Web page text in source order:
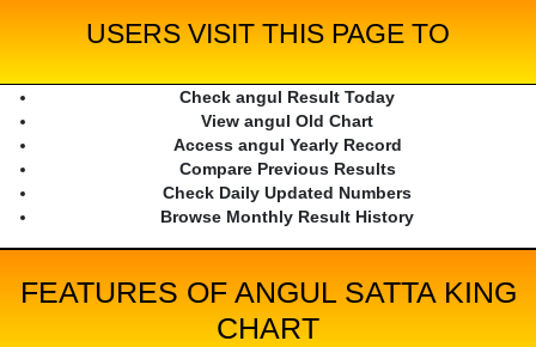
USERS VISIT THIS PAGE TO
Check angul Result Today
View angul Old Chart
Access angul Yearly Record
Compare Previous Results
Check Daily Updated Numbers
Browse Monthly Result History
FEATURES OF ANGUL SATTA KING
CHART